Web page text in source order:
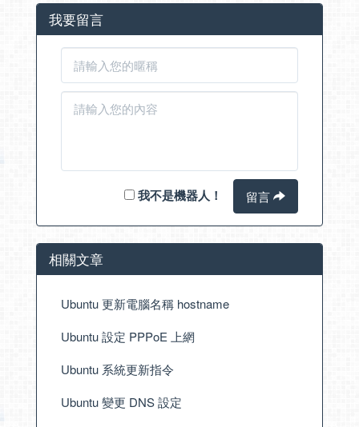
我要留言
我不是機器人！ 留言
相關文章
Ubuntu 更新電腦名稱 hostname
Ubuntu 設定 PPPoE 上網
Ubuntu 系統更新指令
Ubuntu 變更 DNS 設定